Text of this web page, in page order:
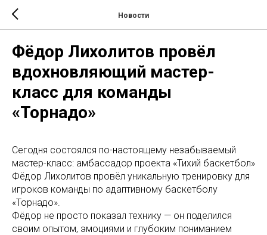
Новости
Фёдор Лихолитов провёл
вдохновляющий мастер-
класс для команды
«Торнадо»
Сегодня состоялся по-настоящему незабываемый
мастер-класс: амбассадор проекта «Тихий баскетбол»
Фёдор Лихолитов провёл уникальную тренировку для
игроков команды по адаптивному баскетболу
«Торнадо».
Фёдор не просто показал технику — он поделился
своим опытом, эмоциями и глубоким пониманием